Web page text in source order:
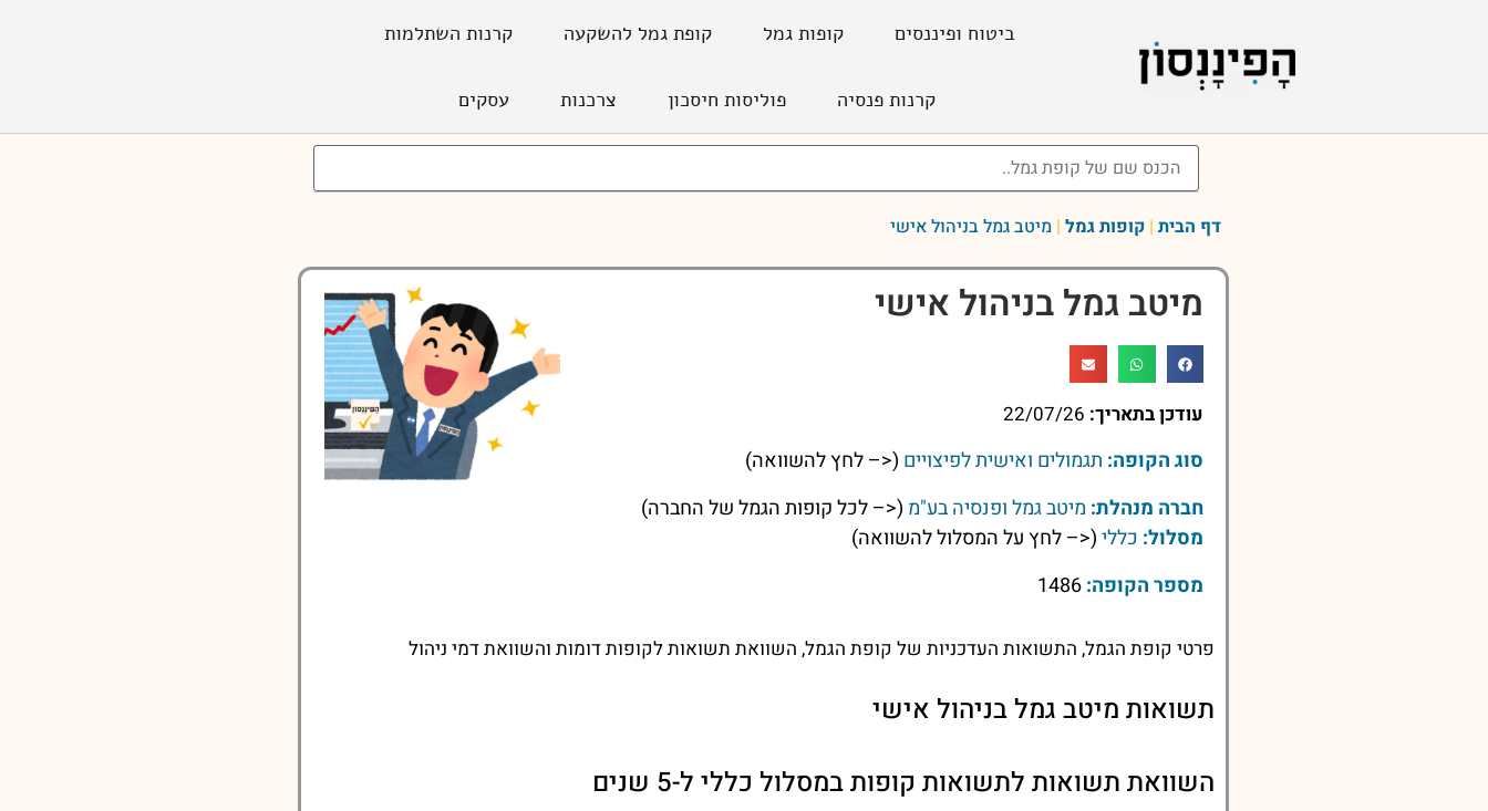
ביטוח ופיננסים קופות גמל קופת גמל להשקעה קרנות השתלמות
קרנות פנסיה פוליסות חיסכון צרכנות עסקים
דף הבית | קופות גמל | מיטב גמל בניהול אישי
מיטב גמל בניהול אישי
עודכן בתאריך: 22/07/26
סוג הקופה: תגמולים ואישית לפיצויים (<– לחץ להשוואה)
חברה מנהלת: מיטב גמל ופנסיה בע"מ (<– לכל קופות הגמל של החברה)
מסלול: כללי(<– לחץ על המסלול להשוואה)
מספר הקופה:
פרטי קופת הגמל, התשואות העדכניות של קופת הגמל, השוואת תשואות לקופות דומות והשוואת דמי ניהול
תשואות מיטב גמל בניהול אישי
השוואת תשואות לתשואות קופות במסלול כללי ל-5 שנים